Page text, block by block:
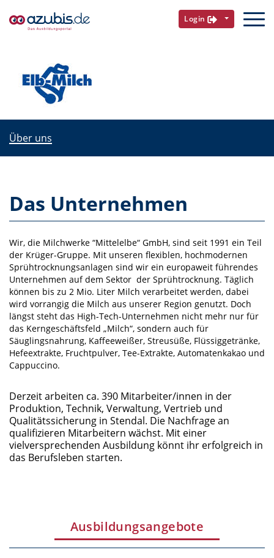
Login
Über uns
Das Unternehmen
Wir, die Milchwerke “Mittelelbe“ GmbH, sind seit 1991 ein Teil
der Krüger-Gruppe. Mit unseren flexiblen, hochmodernen
Sprühtrocknungsanlagen sind wir ein europaweit führendes
Unternehmen auf dem Sektor der Sprühtrocknung. Täglich
können bis zu 2 Mio. Liter Milch verarbeitet werden, dabei
wird vorrangig die Milch aus unserer Region genutzt. Doch
längst steht das High-Tech-Unternehmen nicht mehr nur für
das Kerngeschäftsfeld „Milch“, sondern auch für
Säuglingsnahrung, Kaffeeweißer, Streusüße, Flüssiggetränke,
Hefeextrakte, Fruchtpulver, Tee-Extrakte, Automatenkakao und
Cappuccino.
Derzeit arbeiten ca. 390 Mitarbeiter/innen in der
Produktion, Technik, Verwaltung, Vertrieb und
Qualitätssicherung in Stendal. Die Nachfrage an
qualifizieren Mitarbeitern wächst. Mit einer
vielversprechenden Ausbildung könnt ihr erfolgreich in
das Berufsleben starten.
Ausbildungsangebote